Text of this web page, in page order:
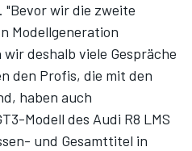
"Bevor wir die zweite
Modellgeneration
deshalb viele Gespräche
den Profis, die mit den
haben auch
Modell des Audi R8 LMS
und Gesamttitel in